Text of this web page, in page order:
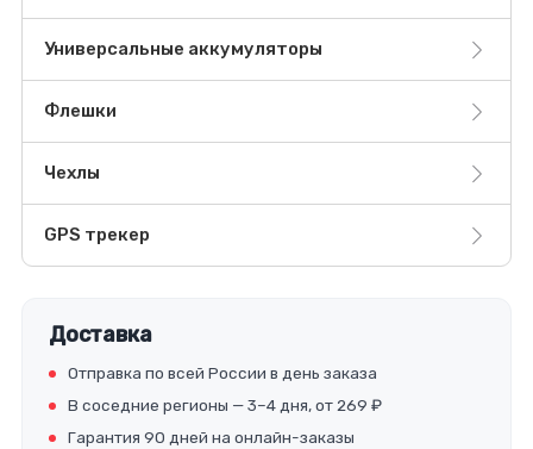
Универсальные аккумуляторы
Флешки
Чехлы
GPS трекер
Доставка
Отправка по всей России в день заказа
В соседние регионы — 3–4 дня, от 269 ₽
Гарантия 90 дней на онлайн-заказы